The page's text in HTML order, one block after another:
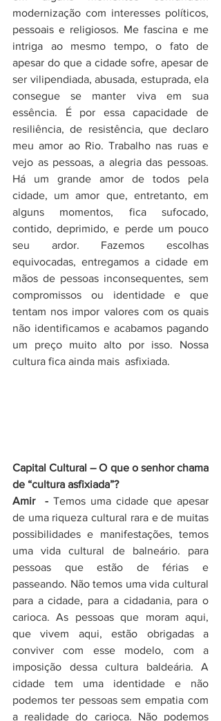
modernização com interesses políticos,
pessoais e religiosos. Me fascina e me
intriga ao mesmo tempo, o fato de
apesar do que a cidade sofre, apesar de
ser vilipendiada, abusada, estuprada, ela
consegue se manter viva em sua
essência. É por essa capacidade de
resiliência, de resistência, que declaro
meu amor ao Rio. Trabalho nas ruas e
vejo as pessoas, a alegria das pessoas.
Há um grande amor de todos pela
cidade, um amor que, entretanto, em
alguns momentos, fica sufocado,
contido, deprimido, e perde um pouco
seu ardor. Fazemos escolhas
equivocadas, entregamos a cidade em
mãos de pessoas inconsequentes, sem
compromissos ou identidade e que
tentam nos impor valores com os quais
não identificamos e acabamos pagando
um preço muito alto por isso. Nossa
cultura fica ainda mais  asfixiada.
Capital Cultural – O que o senhor chama
de “cultura asfixiada”?
Amir  - Temos uma cidade que apesar
de uma riqueza cultural rara e de muitas
possibilidades e manifestações, temos
uma vida cultural de balneário. para
pessoas que estão de férias e
passeando. Não temos uma vida cultural
para a cidade, para a cidadania, para o
carioca. As pessoas que moram aqui,
que vivem aqui, estão obrigadas a
conviver com esse modelo, com a
imposição dessa cultura baldeária. A
cidade tem uma identidade e não
podemos ter pessoas sem empatia com
a realidade do carioca. Não podemos